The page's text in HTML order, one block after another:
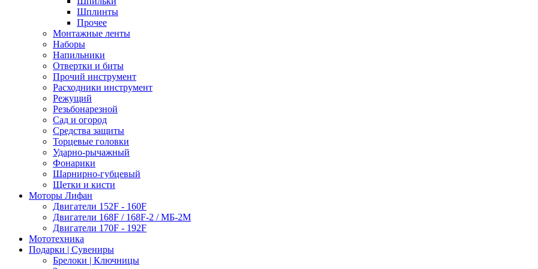
Шплинты
Прочее
Монтажные ленты
Наборы
Напильники
Отвертки и биты
Прочий инструмент
Расходники инструмент
Режущий
Резьбонарезной
Сад и огород
Средства защиты
Торцевые головки
Ударно-рычажный
Фонарики
Шарнирно-губцевый
Щетки и кисти
Моторы Лифан
Двигатели 152F - 160F
Двигатели 168F / 168F-2 / МБ-2М
Двигатели 170F - 192F
Мототехника
Подарки | Сувениры
Брелоки | Ключницы